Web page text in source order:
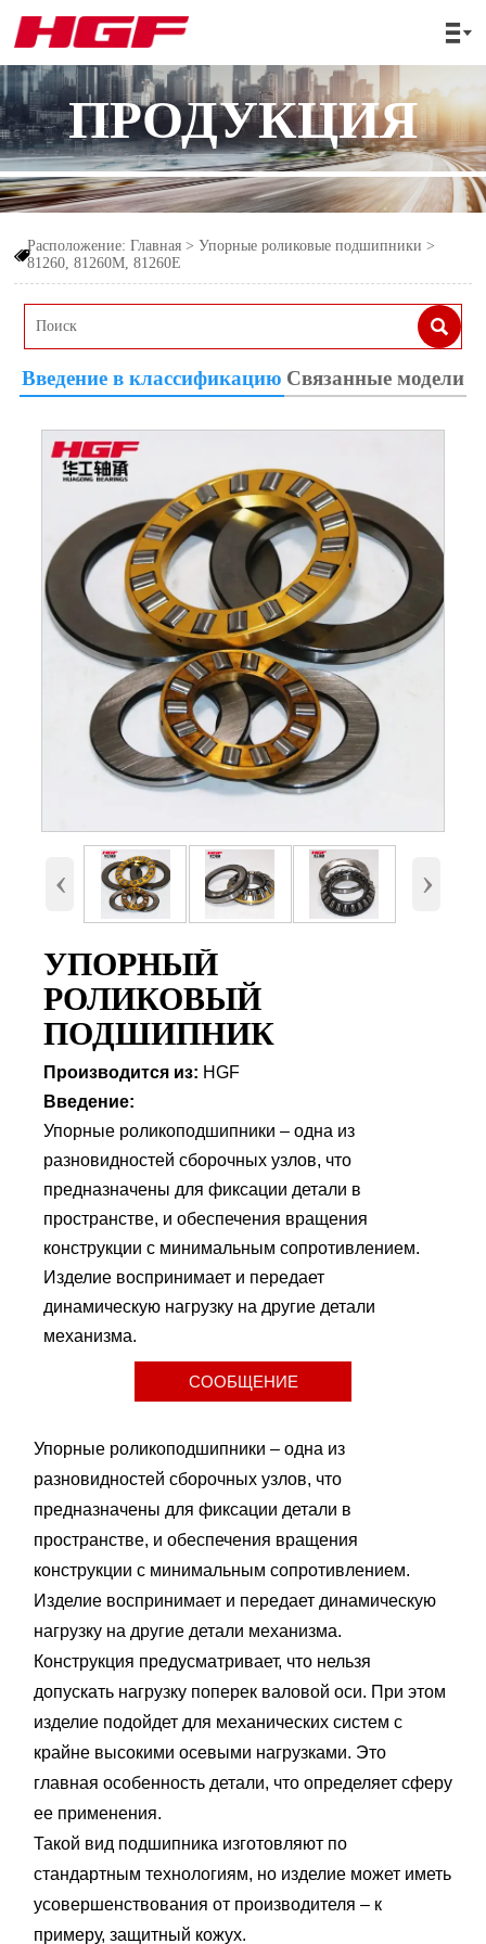

ПРОДУКЦИЯ

Расположение:Главная >Упорные роликовые подшипники >
81260, 81260M, 81260E

Введение в классификацию Связанные модели
‹ ›
УПОРНЫЙ
РОЛИКОВЫЙ
ПОДШИПНИК
Производится из: HGF
Введение:
Упорные роликоподшипники – одна из
разновидностей сборочных узлов, что
предназначены для фиксации детали в
пространстве, и обеспечения вращения
конструкции с минимальным сопротивлением.
Изделие воспринимает и передает
динамическую нагрузку на другие детали
механизма.
СООБЩЕНИЕ
Упорные роликоподшипники – одна из
разновидностей сборочных узлов, что
предназначены для фиксации детали в
пространстве, и обеспечения вращения
конструкции с минимальным сопротивлением.
Изделие воспринимает и передает динамическую
нагрузку на другие детали механизма.
Конструкция предусматривает, что нельзя
допускать нагрузку поперек валовой оси. При этом
изделие подойдет для механических систем с
крайне высокими осевыми нагрузками. Это
главная особенность детали, что определяет сферу
ее применения.
Такой вид подшипника изготовляют по
стандартным технологиям, но изделие может иметь
усовершенствования от производителя – к
примеру, защитный кожух.
81260
Внутренний диаметр
300 мм
Наружный диаметр
420 мм.
Высота (B)
95 мм.
43 Кг